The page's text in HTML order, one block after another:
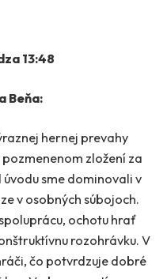
13:48
Beňa:
hernej prevahy
pozmenenom zložení za
sme dominovali v
v osobných súbojoch.
ochotu hrať
rozohrávku. V
čo potvrdzuje dobré